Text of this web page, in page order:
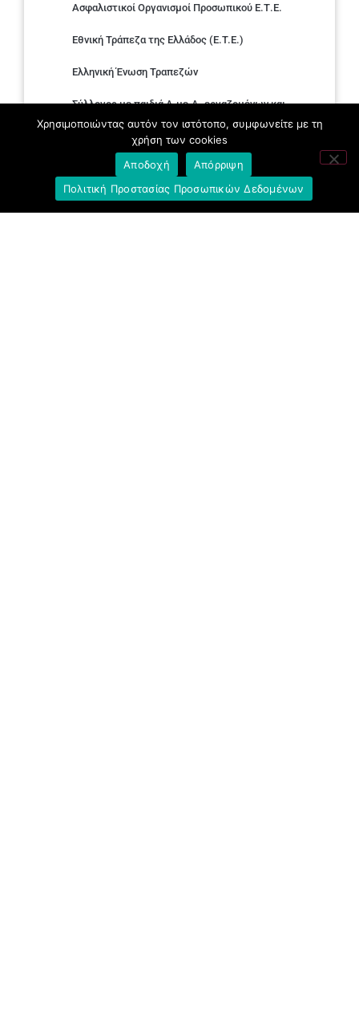
Ασφαλιστικοί Οργανισμοί Προσωπικού Ε.Τ.Ε.
Εθνική Τράπεζα της Ελλάδος (E.T.E.)
Ελληνική Ένωση Τραπεζών
Σύλλογος με παιδιά Α.με.Α. εργαζομένων και
συνταξιούχων Ε.Τ.Ε.
Υπουργείο Εργασίας και Κοινωνικών
Υποθέσεων
Χρησιμοποιώντας αυτόν τον ιστότοπο, συμφωνείτε με τη
χρήση των cookies
Αποδοχή
Απόρριψη
Πολιτική Προστασίας Προσωπικών Δεδομένων